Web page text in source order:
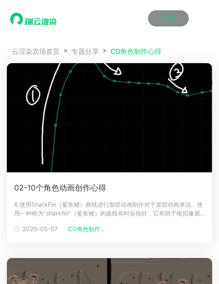
注册
效果图渲染
云渲染管理系统
瑞兔百宝箱
AI视频插帧
效果图渲染
云渲染管理系统
瑞兔百宝箱
AI视频插帧
效果图渲染
云渲染管理系统
瑞兔百宝箱
AI视频插帧
效果图渲染
云渲染管理系统
瑞兔百宝箱
AI视频插帧
效果图渲染
云渲染管理系统
瑞兔百宝箱
AI视频插帧
效果图渲染
云渲染管理系统
瑞兔百宝箱
AI视频插帧
解决方案
Maya云渲染方案
3ds Max云渲染方案
Cinema 4D云渲染方案
Blender 云渲染方案
Maya AI渲染方案
Maya云渲染方案
3ds Max云渲染方案
Cinema 4D云渲染方案
Blender 云渲染方案
Maya AI渲染方案
Maya云渲染方案
3ds Max云渲染方案
Cinema 4D云渲染方案
Blender 云渲染方案
Maya AI渲染方案
Maya云渲染方案
3ds Max云渲染方案
Cinema 4D云渲染方案
Blender 云渲染方案
Maya AI渲染方案
Maya云渲染方案
3ds Max云渲染方案
Cinema 4D云渲染方案
Blender 云渲染方案
Maya AI渲染方案
Maya云渲染方案
3ds Max云渲染方案
Cinema 4D云渲染方案
Blender 云渲染方案
Maya AI渲染方案
动画价格
效果图价格
云制作价格
动画价格
效果图价格
云制作价格
动画价格
效果图价格
云制作价格
动画价格
效果图价格
云制作价格
动画价格
效果图价格
云制作价格
动画价格
效果图价格
云制作价格
资讯&赛事
新闻资讯
渲染百科
渲染大赛
泛CG交流会
新闻资讯
渲染百科
渲染大赛
泛CG交流会
新闻资讯
渲染百科
渲染大赛
泛CG交流会
新闻资讯
渲染百科
渲染大赛
泛CG交流会
新闻资讯
渲染百科
渲染大赛
泛CG交流会
新闻资讯
渲染百科
渲染大赛
泛CG交流会
特惠专区
教育优惠
教育优惠
教育优惠
教育优惠
教育优惠
教育优惠
关于我们
下载
登录
云渲染农场首页 专题分享 CG角色制作心得
02-10个角色动画创作心得
6.使用SharkFin（鲨鱼鳍）曲线进行面部动画制作对于面部动画来说，使
用一种称为“sharkfin”（鲨鱼鳍）的曲线有时会很好，它有助于模拟像眉
速开始，产生强大的攻击，这也适用于眼睑的制作。我比较习惯在再次继
2020-05-07 CG角色制作...